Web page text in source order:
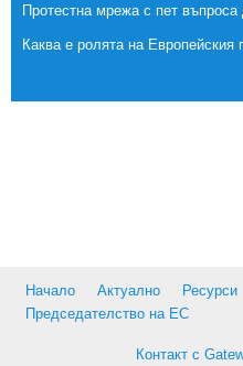
Протестна мрежа с пет въпроса
Каква е ролята на Европейския
Начало Актуално Ресурси
Председателство на ЕС
Контакт с